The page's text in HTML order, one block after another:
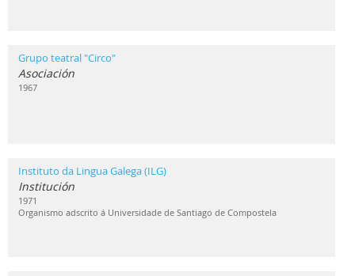
Grupo teatral "Circo"
Asociación
1967
Instituto da Lingua Galega (ILG)
Institución
1971
Organismo adscrito á Universidade de Santiago de Compostela